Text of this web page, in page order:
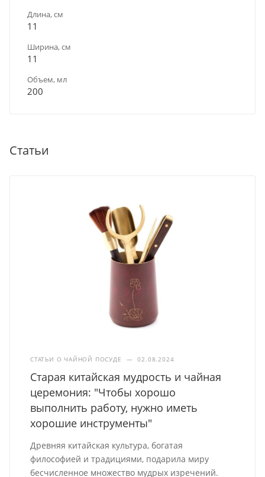
Длина, см
11
Ширина, см
11
Объем, мл
200
Статьи
СТАТЬИ О ЧАЙНОЙ ПОСУДЕ — 02.08.2024
Старая китайская мудрость и чайная
церемония: "Чтобы хорошо
выполнить работу, нужно иметь
хорошие инструменты"
Древняя китайская культура, богатая
философией и традициями, подарила миру
бесчисленное множество мудрых изречений.